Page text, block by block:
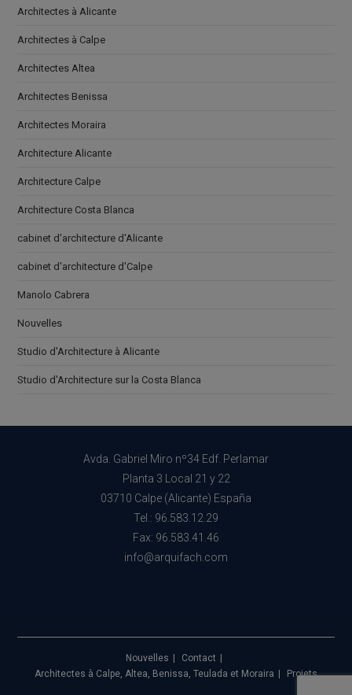
Architectes à Alicante
Architectes à Calpe
Architectes Altea
Architectes Benissa
Architectes Moraira
Architecture Alicante
Architecture Calpe
Architecture Costa Blanca
cabinet d'architecture d'Alicante
cabinet d'architecture d'Calpe
Manolo Cabrera
Nouvelles
Studio d'Architecture à Alicante
Studio d'Architecture sur la Costa Blanca
Avda. Gabriel Miro nº34 Edf. Perlamar
Planta 3 Local 21 y 22
03710 Calpe (Alicante) España
Tel.: 96.583.12.29
Fax: 96.583.41.46
info@arquifach.com
Nouvelles
Contact
Architectes à Calpe, Altea, Benissa, Teulada et Moraira
Projets